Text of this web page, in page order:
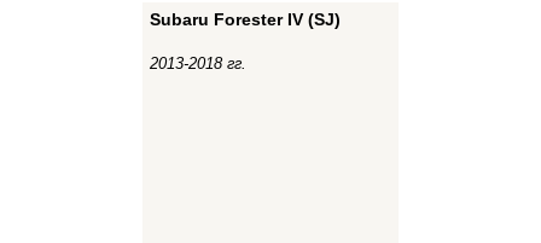
Subaru Forester IV (SJ)
2013-2018 гг.